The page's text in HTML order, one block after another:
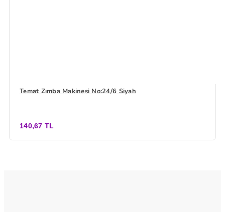
Temat Zımba Makinesi No:24/6 Siyah
140,67 TL